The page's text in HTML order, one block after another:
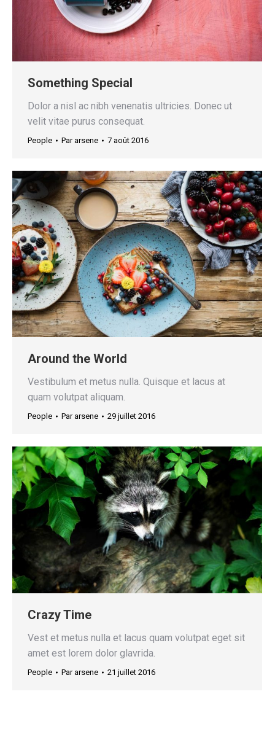
Something Special
Dolor a nisl ac nibh venenatis ultricies. Donec ut
velit vitae purus consequat.
People Pararsene 7 août 2016
Around the World
Vestibulum et metus nulla. Quisque et lacus at
quam volutpat aliquam.
People Pararsene 29 juillet 2016
Crazy Time
Vest et metus nulla et lacus quam volutpat eget sit
amet est lorem dolor glavrida.
People Pararsene 21 juillet 2016